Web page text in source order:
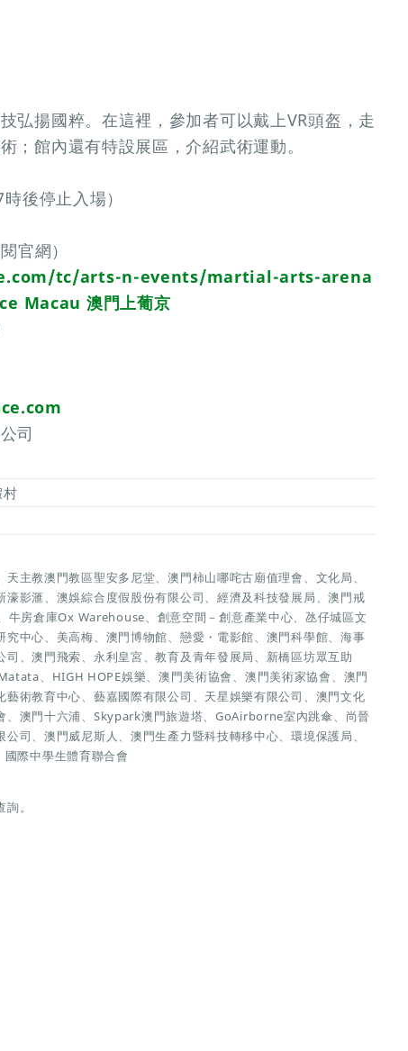
弘揚國粹。在這裡，參加者可以戴上VR頭盔，走
；館內還有特設展區，介紹武術運動。
後停止入場）
官網）
tc/arts-n-events/martial-arts-arena
Macau 澳門上葡京
司
村
主教澳門教區聖安多尼堂、澳門柿山哪咤古廟值理會、文化局、
影滙、澳娛綜合度假股份有限公司、經濟及科技發展局、澳門戒
牛房倉庫Ox Warehouse、創意空間－創意產業中心、氹仔城區文
中心、美高梅、澳門博物館、戀愛・電影館、澳門科學館、海事
、澳門飛索、永利皇宮、教育及青年發展局、新橋區坊眾互助
、HIGH HOPE娛樂、澳門美術協會、澳門美術家協會、澳門
術教育中心、藝嘉國際有限公司、天星娛樂有限公司、澳門文化
、澳門十六浦、Skypark澳門旅遊塔、GoAirborne室內跳傘、尚晉
司、澳門威尼斯人、澳門生產力暨科技轉移中心、環境保護局、
際中學生體育聯合會
。